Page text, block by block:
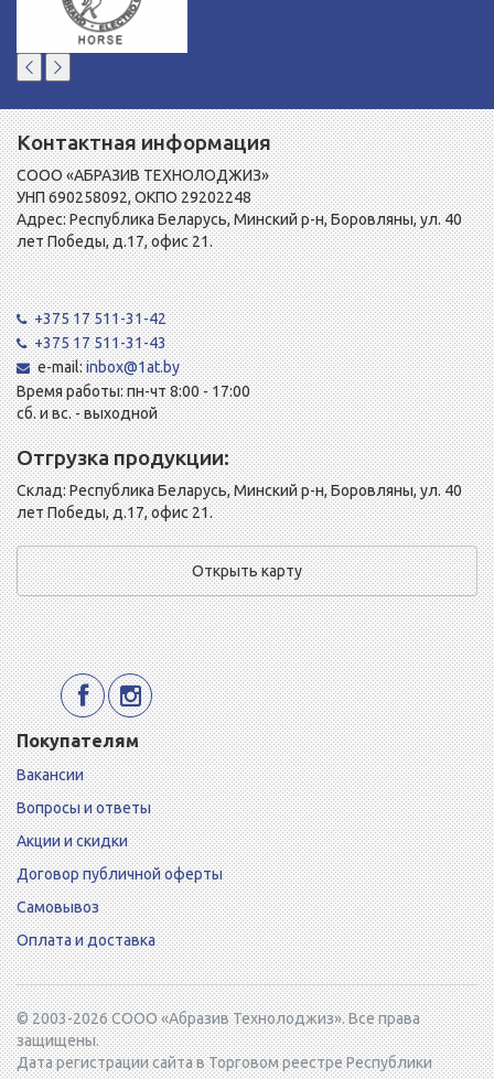
Контактная информация
СООО «АБРАЗИВ ТЕХНОЛОДЖИЗ»
УНП 690258092, ОКПО 29202248
Адрес: Республика Беларусь, Минский р-н, Боровляны, ул. 40
лет Победы, д.17, офис 21.
+375 17 511-31-42
+375 17 511-31-43
e-mail:inbox@1at.by
Время работы: пн-чт 8:00 - 17:00
сб. и вс. - выходной
Отгрузка продукции:
Склад: Республика Беларусь, Минский р-н, Боровляны, ул. 40
лет Победы, д.17, офис 21.
Открыть карту
Покупателям
Вакансии
Вопросы и ответы
Акции и скидки
Договор публичной оферты
Самовывоз
Оплата и доставка
© 2003-2026 СООО «Абразив Технолоджиз». Все права
защищены.
Дата регистрации сайта в Торговом реестре Республики